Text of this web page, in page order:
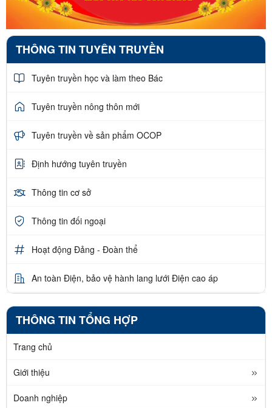
THÔNG TIN TUYÊN TRUYỀN
Tuyên truyền học và làm theo Bác
Tuyên truyền nông thôn mới
Tuyên truyền về sản phẩm OCOP
Định hướng tuyên truyền
Thông tin cơ sở
Thông tin đối ngoại
Hoạt động Đảng - Đoàn thể
An toàn Điện, bảo vệ hành lang lưới Điện cao áp
THÔNG TIN TỔNG HỢP
Trang chủ
Giới thiệu
Doanh nghiệp